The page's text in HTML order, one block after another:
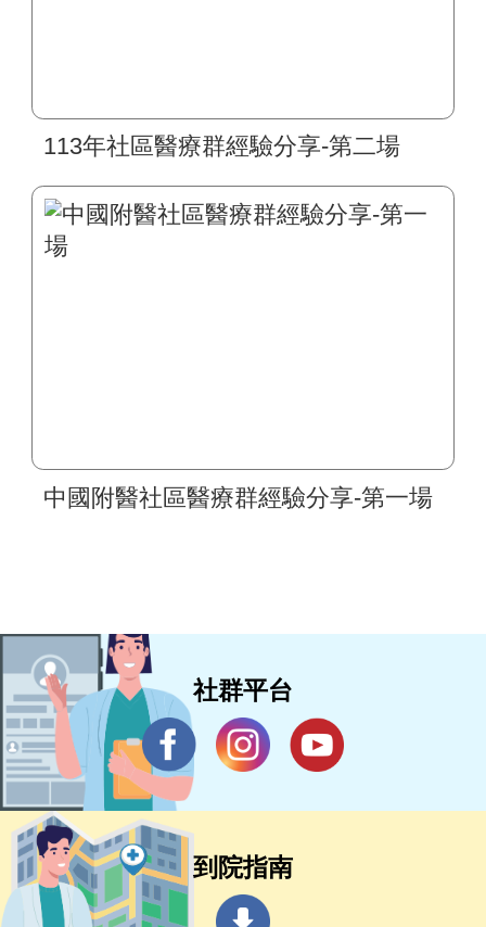
113年社區醫療群經驗分享-第二場
中國附醫社區醫療群經驗分享-第一場
社群平台
到院指南